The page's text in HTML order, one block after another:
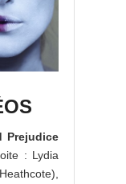
Prejudice
: Lydia